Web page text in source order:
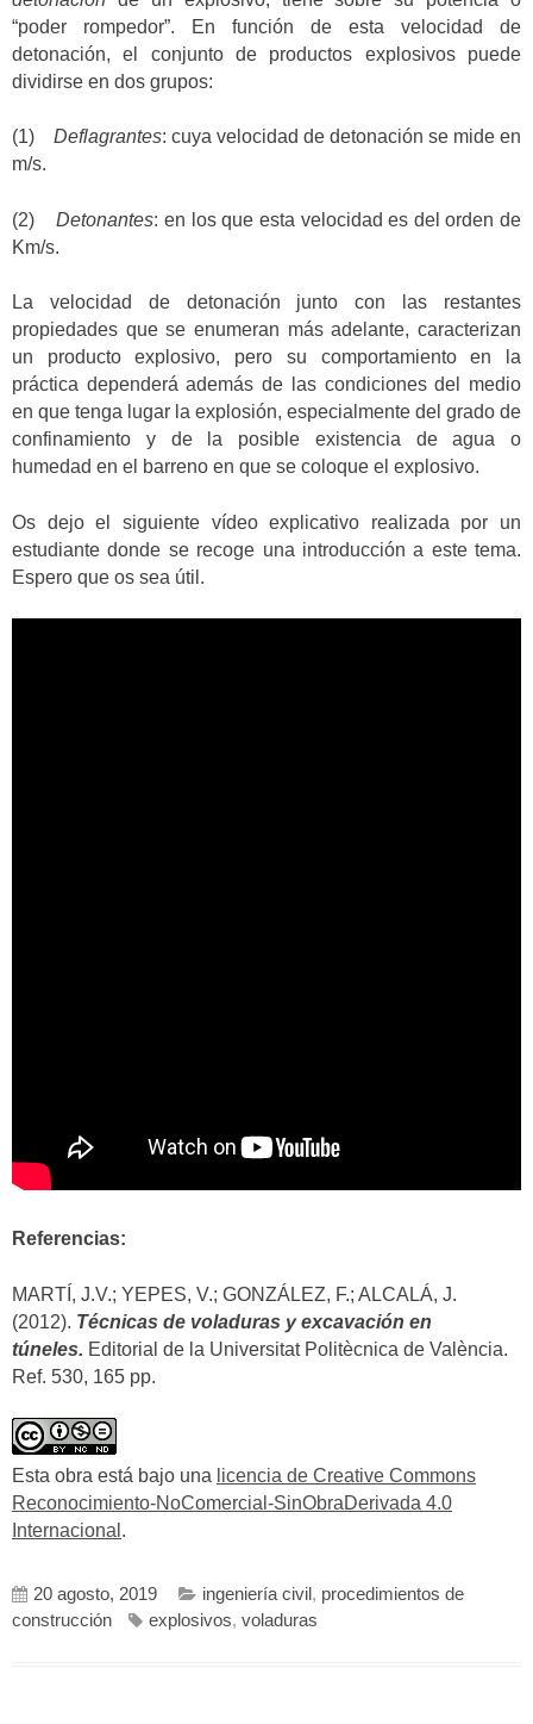
“poder rompedor”. En función de esta velocidad de
detonación, el conjunto de productos explosivos puede
dividirse en dos grupos:
(1) Deflagrantes: cuya velocidad de detonación se mide en
m/s.
(2)Detonantes: en los que esta velocidad es del orden de
Km/s.
La velocidad de detonación junto con las restantes
propiedades que se enumeran más adelante, caracterizan
un producto explosivo, pero su comportamiento en la
práctica dependerá además de las condiciones del medio
en que tenga lugar la explosión, especialmente del grado de
confinamiento y de la posible existencia de agua o
humedad en el barreno en que se coloque el explosivo.
Os dejo el siguiente vídeo explicativo realizada por un
estudiante donde se recoge una introducción a este tema.
Espero que os sea útil.
Referencias:
MARTÍ, J.V.; YEPES, V.; GONZÁLEZ, F.; ALCALÁ, J.
(2012). Técnicas de voladuras y excavación en
túneles. Editorial de la Universitat Politècnica de València.
Ref. 530, 165 pp.
Esta obra está bajo una licencia de Creative Commons
Reconocimiento-NoComercial-SinObraDerivada 4.0
Internacional .
20 agosto, 2019 ingeniería civil, procedimientos de
construcción
explosivos, voladuras